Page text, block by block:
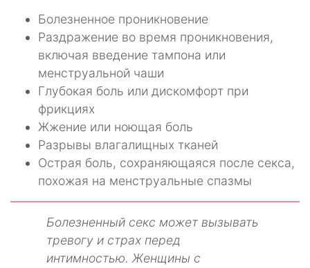
Болезненное проникновение
Раздражение во время проникновения,
включая введение тампона или
менструальной чаши
Глубокая боль или дискомфорт при
фрикциях
Жжение или ноющая боль
Разрывы влагалищных тканей
Острая боль, сохраняющаяся после секса,
похожая на менструальные спазмы
Болезненный секс может вызывать
тревогу и страх перед
интимностью. Женщины с